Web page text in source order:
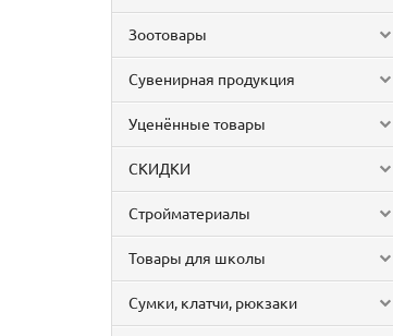
Зоотовары
Сувенирная продукция
Уценённые товары
СКИДКИ
Стройматериалы
Товары для школы
Сумки, клатчи, рюкзаки